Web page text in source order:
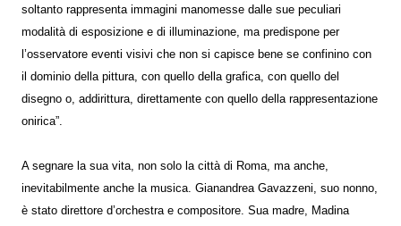
soltanto rappresenta immagini manomesse dalle sue peculiari
modalità di esposizione e di illuminazione, ma predispone per
l’osservatore eventi visivi che non si capisce bene se confinino con
il dominio della pittura, con quello della grafica, con quello del
disegno o, addirittura, direttamente con quello della rappresentazione
onirica”.
A segnare la sua vita, non solo la città di Roma, ma anche,
inevitabilmente anche la musica. Gianandrea Gavazzeni, suo nonno,
è stato direttore d’orchestra e compositore. Sua madre, Madina